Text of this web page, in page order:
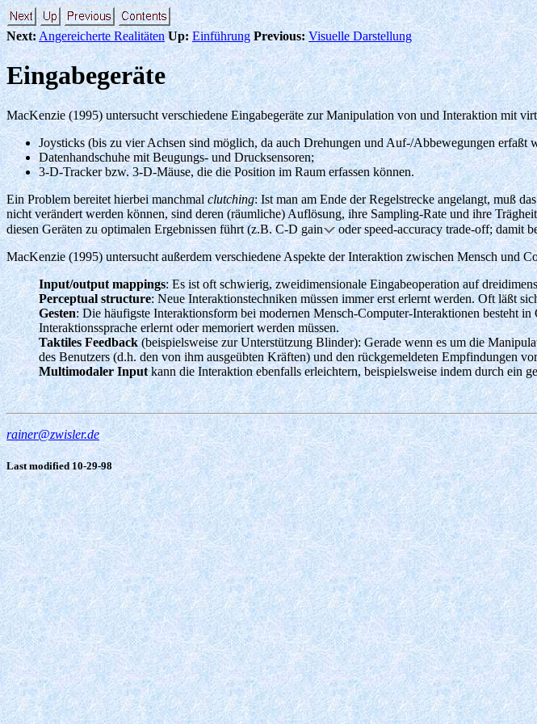
Next: Angereicherte Realitäten Up: Einführung Previous: Visuelle Darstellung
Eingabegeräte
MacKenzie (1995) untersucht verschiedene Eingabegeräte zur Manipulation von und Interaktion mit
Joysticks (bis zu vier Achsen sind möglich, da auch Drehungen und Auf-/Abbewegungen erfaßt
Datenhandschuhe mit Beugungs- und Drucksensoren;
3-D-Tracker bzw. 3-D-Mäuse, die die Position im Raum erfassen können.
Ein Problem bereitet hierbei manchmal clutching: Ist man am Ende der Regelstrecke angelangt, muß
nicht verändert werden können, sind deren (räumliche) Auflösung, ihre Sampling-Rate und ihre
diesen Geräten zu optimalen Ergebnissen führt (z.B. C-D gain
oder speed-accuracy trade-off; damit
MacKenzie (1995) untersucht außerdem verschiedene Aspekte der Interaktion zwischen Mensch und
Input/output mappings: Es ist oft schwierig, zweidimensionale Eingabeoperation auf
Perceptual structure: Neue Interaktionstechniken müssen immer erst erlernt werden. Oft läßt
Gesten: Die häufigste Interaktionsform bei modernen Mensch-Computer-Interaktionen besteht
Interaktionssprache erlernt oder memoriert werden müssen.
Taktiles Feedback (beispielsweise zur Unterstützung Blinder): Gerade wenn es um die
des Benutzers (d.h. den von ihm ausgeübten Kräften) und den rückgemeldeten Empfindungen
Multimodaler Inputkann die Interaktion ebenfalls erleichtern, beispielsweise indem durch ein
rainer@zwisler.de
Last modified 10-29-98